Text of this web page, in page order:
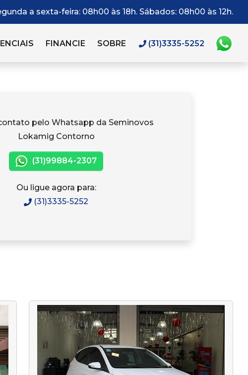
a sexta-feira: 08h00 às 18h. Sábados: 08h00 às 12h.
FINANCIE SOBRE (31)3335-5252
pelo Whatsapp da Seminovos
Lokamig Contorno
(31)99884-2307
Ou ligue agora para:
(31)3335-5252